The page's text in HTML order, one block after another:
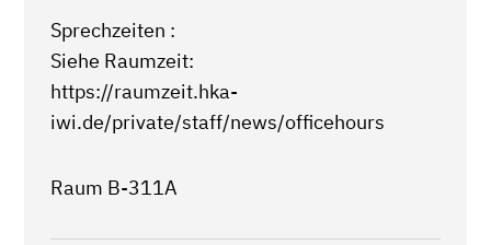
Sprechzeiten :
Siehe Raumzeit:
https://raumzeit.hka-
iwi.de/private/staff/news/officehours
Raum B-311A